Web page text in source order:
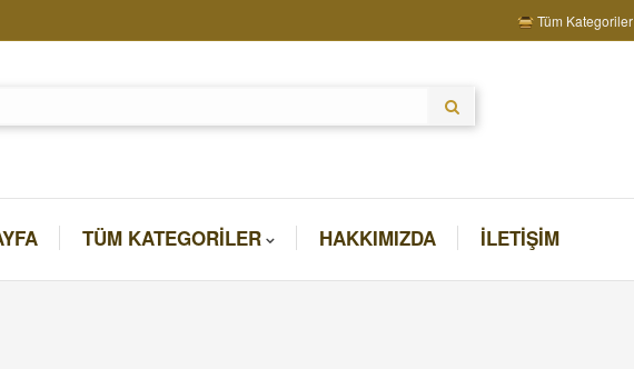
Tüm Kategoriler
TÜM KATEGORILER HAKKIMIZDA İLETIŞIM